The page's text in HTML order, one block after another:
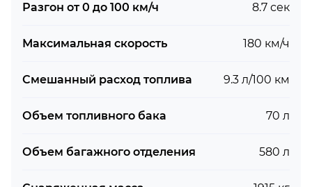
Разгон от 0 до 100 км/ч 8.7 сек
Максимальная скорость 180 км/ч
Смешанный расход топлива 9.3 л/100 км
Объем топливного бака 70 л
Объем багажного отделения 580 л